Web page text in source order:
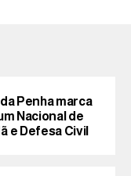
Penha marca
Nacional de
e Defesa Civil